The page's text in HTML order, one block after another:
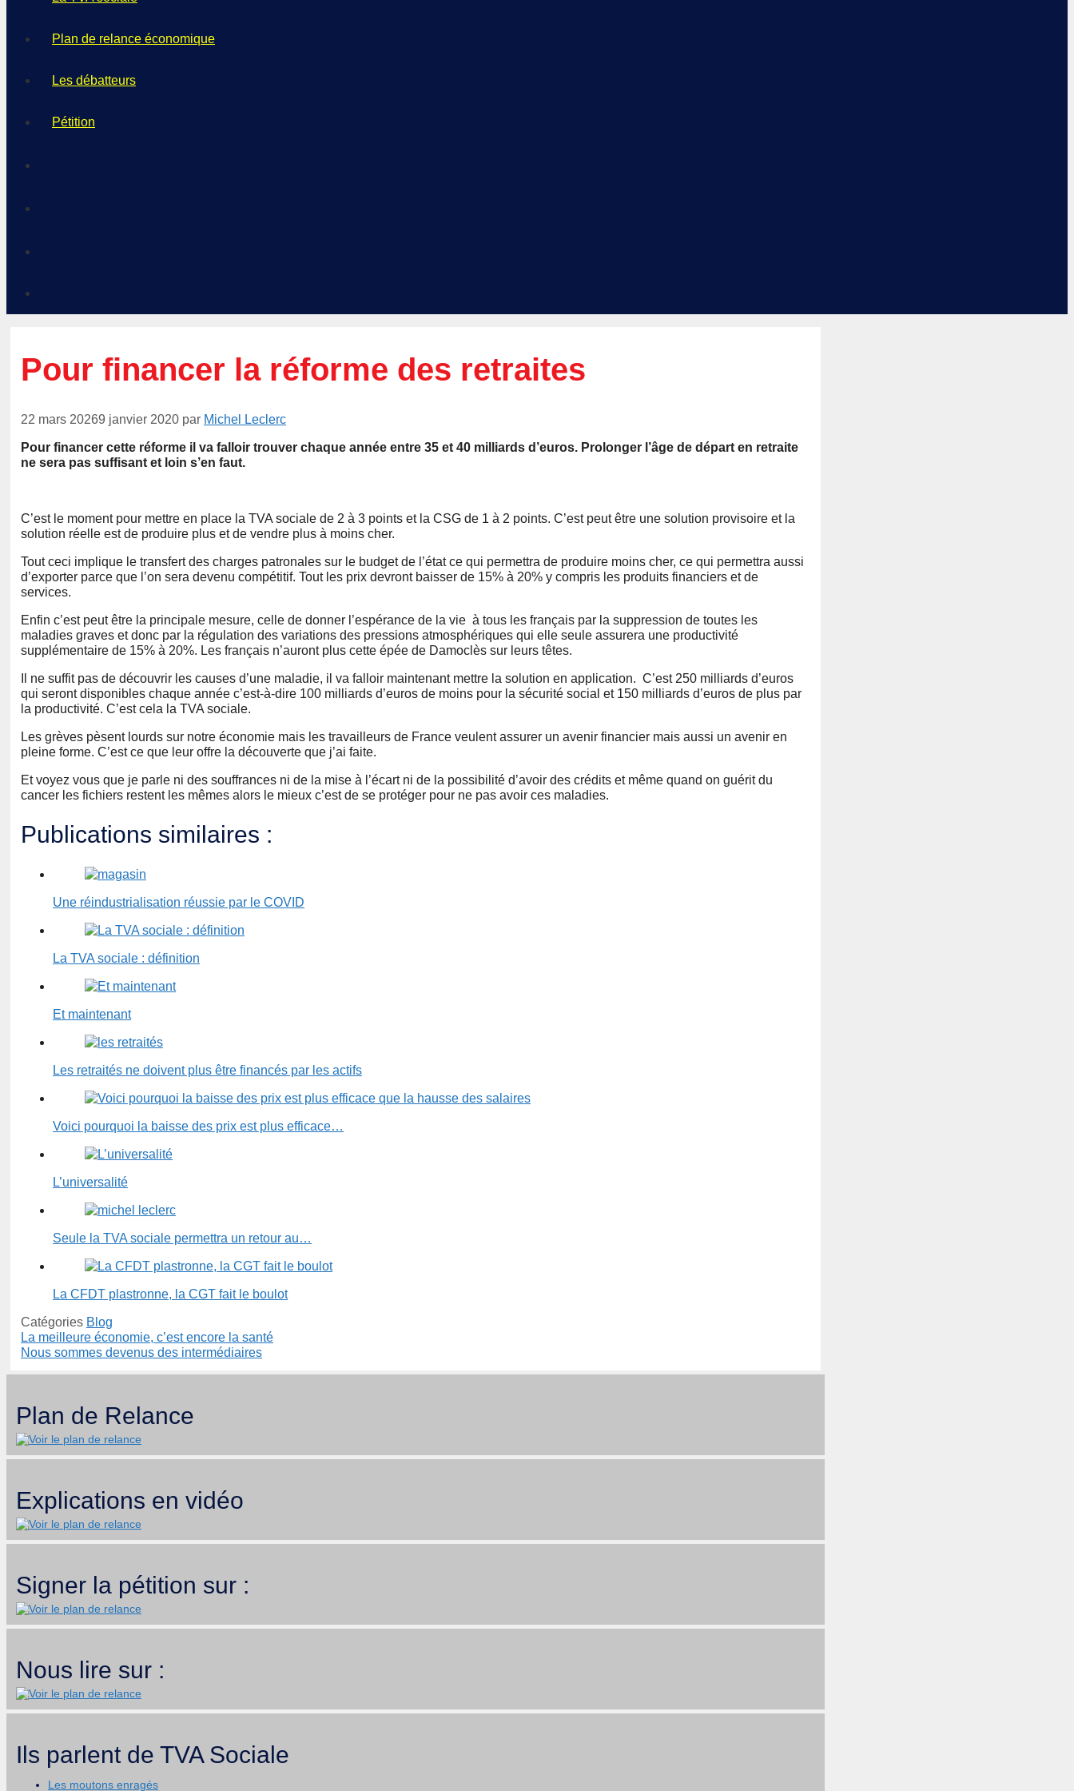
Plan de relance économique
Les débatteurs
Pétition
Pour financer la réforme des retraites
22 mars 20269 janvier 2020 par Michel Leclerc
Pour financer cette réforme il va falloir trouver chaque année entre 35 et 40 milliards d’euros. Prolonger l’âge de départ en retraite
ne sera pas suffisant et loin s’en faut.
C’est le moment pour mettre en place la TVA sociale de 2 à 3 points et la CSG de 1 à 2 points. C’est peut être une solution provisoire et la
solution réelle est de produire plus et de vendre plus à moins cher.
Tout ceci implique le transfert des charges patronales sur le budget de l’état ce qui permettra de produire moins cher, ce qui permettra aussi
d’exporter parce que l’on sera devenu compétitif. Tout les prix devront baisser de 15% à 20% y compris les produits financiers et de
services.
Enfin c’est peut être la principale mesure, celle de donner l’espérance de la vie à tous les français par la suppression de toutes les
maladies graves et donc par la régulation des variations des pressions atmosphériques qui elle seule assurera une productivité
supplémentaire de 15% à 20%. Les français n’auront plus cette épée de Damoclès sur leurs têtes.
Il ne suffit pas de découvrir les causes d’une maladie, il va falloir maintenant mettre la solution en application. C’est 250 milliards d’euros
qui seront disponibles chaque année c’est-à-dire 100 milliards d’euros de moins pour la sécurité social et 150 milliards d’euros de plus par
la productivité. C’est cela la TVA sociale.
Les grèves pèsent lourds sur notre économie mais les travailleurs de France veulent assurer un avenir financier mais aussi un avenir en
pleine forme. C’est ce que leur offre la découverte que j’ai faite.
Et voyez vous que je parle ni des souffrances ni de la mise à l’écart ni de la possibilité d’avoir des crédits et même quand on guérit du
cancer les fichiers restent les mêmes alors le mieux c’est de se protéger pour ne pas avoir ces maladies.
Publications similaires :
Une réindustrialisation réussie par le COVID
La TVA sociale : définition
Et maintenant
Les retraités ne doivent plus être financés par les actifs
Voici pourquoi la baisse des prix est plus efficace…
L’universalité
Seule la TVA sociale permettra un retour au…
La CFDT plastronne, la CGT fait le boulot
Catégories Blog
La meilleure économie, c’est encore la santé
Nous sommes devenus des intermédiaires
Plan de Relance
Explications en vidéo
Signer la pétition sur :
Nous lire sur :
Ils parlent de TVA Sociale
Les moutons enragés